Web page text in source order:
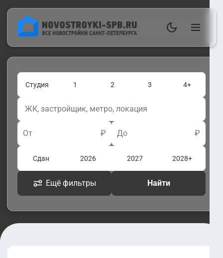
Студия 1 2 3 4+
От ₽ До ₽
Сдан 2026 2027 2028+
Ещё фильтры Найти